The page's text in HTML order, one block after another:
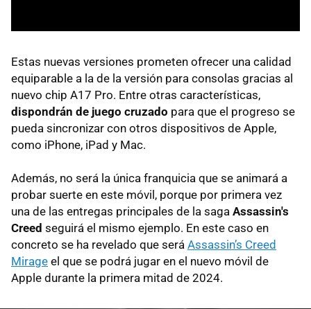
Estas nuevas versiones prometen ofrecer una calidad
equiparable a la de la versión para consolas gracias al
nuevo chip A17 Pro. Entre otras características,
dispondrán de juego cruzado para que el progreso se
pueda sincronizar con otros dispositivos de Apple,
como iPhone, iPad y Mac.
Además, no será la única franquicia que se animará a
probar suerte en este móvil, porque por primera vez
una de las entregas principales de la saga Assassin's
Creed seguirá el mismo ejemplo. En este caso en
concreto se ha revelado que será Assassin’s Creed
Mirage el que se podrá jugar en el nuevo móvil de
Apple durante la primera mitad de 2024.